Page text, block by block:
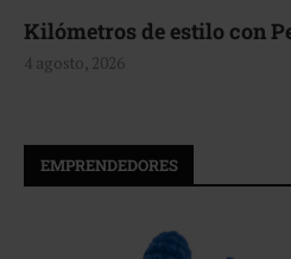
Aerie, texturas que fluyen
4 agosto, 2026
EMPRENDEDORES